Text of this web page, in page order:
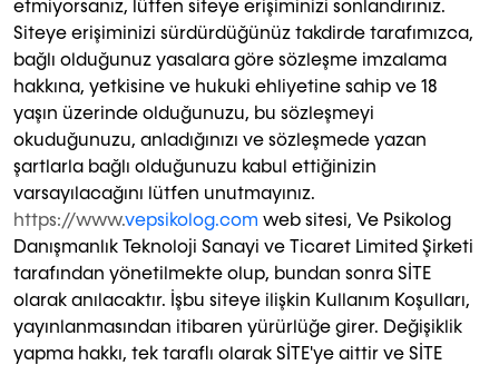
etmiyorsanız, lütfen siteye erişiminizi sonlandırınız.
Siteye erişiminizi sürdürdüğünüz takdirde tarafımızca,
bağlı olduğunuz yasalara göre sözleşme imzalama
hakkına, yetkisine ve hukuki ehliyetine sahip ve 18
yaşın üzerinde olduğunuzu, bu sözleşmeyi
okuduğunuzu, anladığınızı ve sözleşmede yazan
şartlarla bağlı olduğunuzu kabul ettiğinizin
varsayılacağını lütfen unutmayınız.
https://www.vepsikolog.com web sitesi, Ve Psikolog
Danışmanlık Teknoloji Sanayi ve Ticaret Limited Şirketi
tarafından yönetilmekte olup, bundan sonra SİTE
olarak anılacaktır. İşbu siteye ilişkin Kullanım Koşulları,
yayınlanmasından itibaren yürürlüğe girer. Değişiklik
yapma hakkı, tek taraflı olarak SİTE'ye aittir ve SİTE